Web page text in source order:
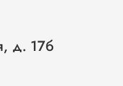
д. 17б